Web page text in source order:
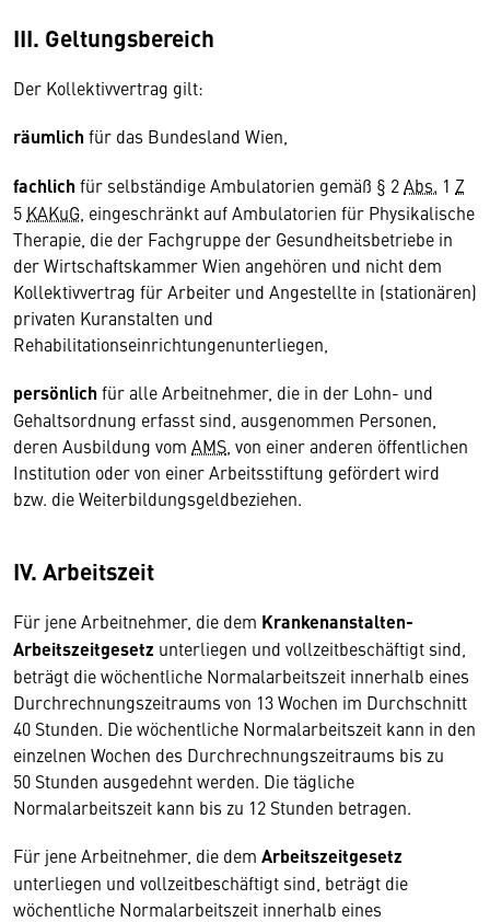
III. Geltungsbereich
Der Kollektivvertrag gilt:
räumlich für das Bundesland Wien,
fachlich für selbständige Ambulatorien gemäß § 2Abs. 1 Z
5 KAKuG , eingeschränkt auf Ambulatorien für Physikalische
Therapie, die der Fachgruppe der Gesundheitsbetriebe in
der Wirtschaftskammer Wien angehören und nicht dem
Kollektivvertrag für Arbeiter und Angestellte in (stationären)
privaten Kuranstalten und
Rehabilitationseinrichtungenunterliegen,
persönlich für alle Arbeitnehmer, die in der Lohn- und
Gehaltsordnung erfasst sind, ausgenommen Personen,
deren Ausbildung vom AMS , von einer anderen öffentlichen
Institution oder von einer Arbeitsstiftung gefördert wird
bzw. die Weiterbildungsgeldbeziehen.
IV. Arbeitszeit
Für jene Arbeitnehmer, die dem Krankenanstalten-
Arbeitszeitgesetz unterliegen und vollzeitbeschäftigt sind,
beträgt die wöchentliche Normalarbeitszeit innerhalb eines
Durchrechnungszeitraums von 13 Wochen im Durchschnitt
40 Stunden. Die wöchentliche Normalarbeitszeit kann in den
einzelnen Wochen des Durchrechnungszeitraums bis zu
50 Stunden ausgedehnt werden. Die tägliche
Normalarbeitszeit kann bis zu 12 Stunden betragen.
Für jene Arbeitnehmer, die dem Arbeitszeitgesetz
unterliegen und vollzeitbeschäftigt sind, beträgt die
wöchentliche Normalarbeitszeit innerhalb eines